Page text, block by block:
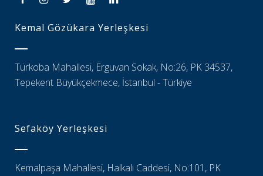
Kemal Gözükara Yerleşkesi
Türkoba Mahallesi, Erguvan Sokak, No:26, PK 34537,
Tepekent Büyükçekmece, İstanbul - Türkiye
Sefaköy Yerleşkesi
Kemalpaşa Mahallesi, Halkalı Caddesi, No:101, PK